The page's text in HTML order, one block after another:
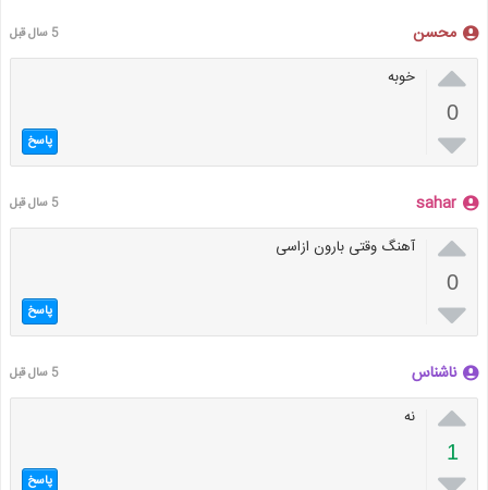
محسن 5 سال قبل

0

خوبه
پاسخ
sahar 5 سال قبل

0

آهنگ وقتی بارون ازاسی
پاسخ
ناشناس 5 سال قبل

1
نه
پاسخ